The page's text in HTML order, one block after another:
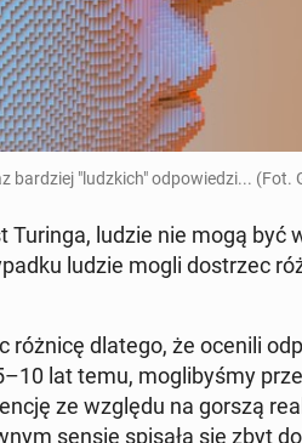
bar­dziej "ludz­kich" od­po­wie­dzi... (Fot.
Turinga, ludzie nie mogą
ludzie mogli do­strzec
różnicę dlatego, że ocenili
lat temu, mo­gli­by­śmy
ze względu na gorszą
sensie spisała się zbyt